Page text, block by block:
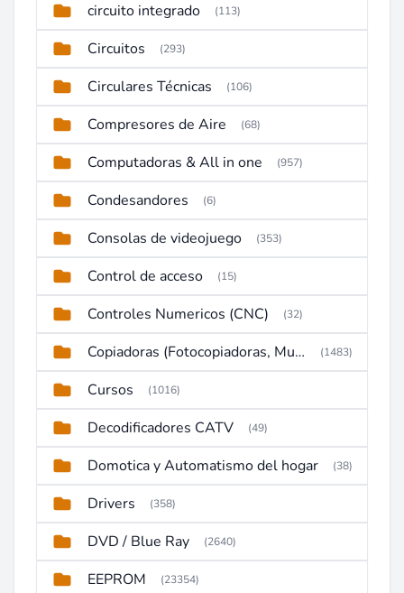
circuito integrado (113)
Circuitos (293)
Circulares Técnicas (106)
Compresores de Aire (68)
Computadoras & All in one (957)
Condesandores (6)
Consolas de videojuego (353)
Control de acceso (15)
Controles Numericos (CNC) (32)
Copiadoras (Fotocopiadoras, Multifunctions, Ploter, etc) (1483)
Cursos (1016)
Decodificadores CATV (49)
Domotica y Automatismo del hogar (38)
Drivers (358)
DVD / Blue Ray (2640)
EEPROM (23354)